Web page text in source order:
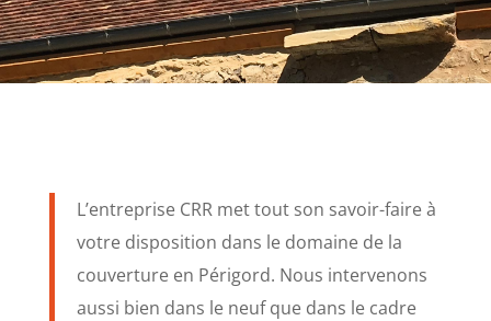
L’entreprise CRR met tout son savoir-faire à
votre disposition dans le domaine de la
couverture en Périgord. Nous intervenons
aussi bien dans le neuf que dans le cadre